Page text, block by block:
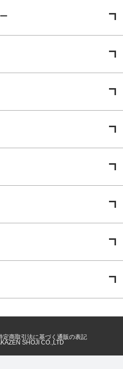
定商取引法に基づく通販の表記
SHOJI CO.,LTD